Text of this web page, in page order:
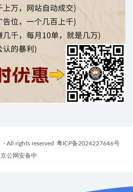
- All rights reserved 粤ICP备2024227646号
京公网安备中